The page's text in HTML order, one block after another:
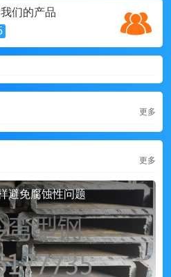
们的产品
更多
更多
避免腐蚀性问题